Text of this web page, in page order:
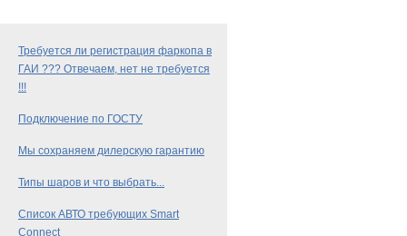
Требуется ли регистрация фаркопа в
ГАИ ??? Отвечаем, нет не требуется
!!!
Подключение по ГОСТУ
Мы сохраняем дилерскую гарантию
Типы шаров и что выбрать...
Список АВТО требующих Smart
Connect